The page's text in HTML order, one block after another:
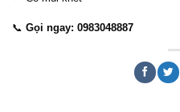
📞 Gọi ngay: 0983048887